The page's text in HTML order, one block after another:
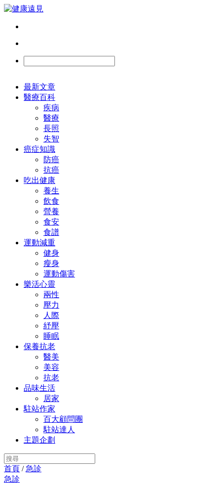
最新文章
醫療百科
疾病
醫療
長照
失智
癌症知識
防癌
抗癌
吃出健康
養生
飲食
營養
食安
食譜
運動減重
健身
瘦身
運動傷害
樂活心靈
兩性
壓力
人際
紓壓
睡眠
保養抗老
醫美
美容
抗老
品味生活
居家
駐站作家
百大顧問團
駐站達人
主題企劃
首頁 / 急診
急診